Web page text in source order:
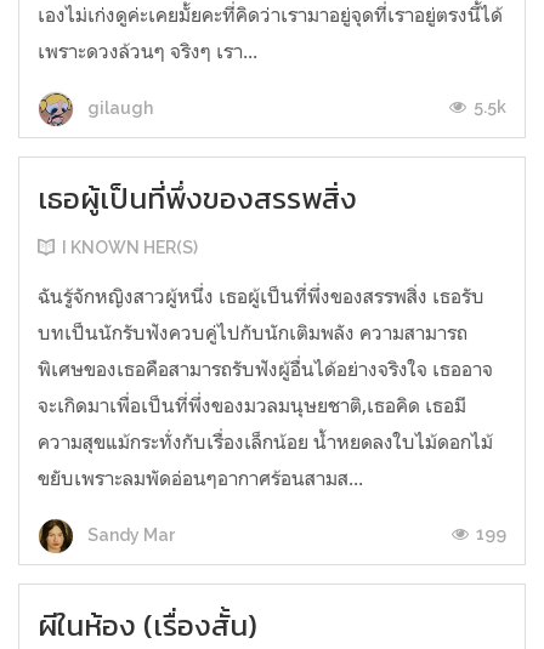
เองไม่เก่งดูค่ะเคยมั้ยคะที่คิดว่าเรามาอยู่จุดที่เราอยู่ตรงนี้ได้
เพราะดวงล้วนๆ จริงๆ เรา...
gilaugh 5.5k
เธอผู้เป็นที่พึ่งของสรรพสิ่ง
I KNOWN HER(S)
ฉันรู้จักหญิงสาวผู้หนึ่ง เธอผู้เป็นที่พึ่งของสรรพสิ่ง เธอรับ
บทเป็นนักรับฟังควบคู่ไปกับนักเติมพลัง ความสามารถ
พิเศษของเธอคือสามารถรับฟังผู้อื่นได้อย่างจริงใจ เธออาจ
จะเกิดมาเพื่อเป็นที่พึ่งของมวลมนุษยชาติ,เธอคิด เธอมี
ความสุขแม้กระทั่งกับเรื่องเล็กน้อย น้ำหยดลงใบไม้ดอกไม้
ขยับเพราะลมพัดอ่อนๆอากาศร้อนสามส...
Sandy Mar 199
ผีในห้อง (เรื่องสั้น)